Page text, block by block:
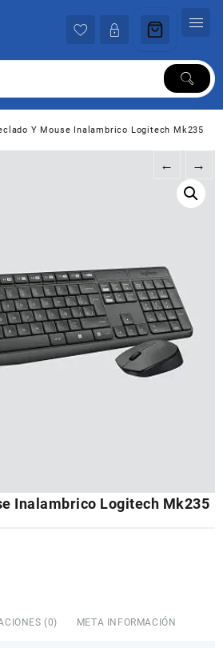
Y Mouse Inalambrico Logitech Mk235
← →
Inalambrico Logitech Mk235
(0) META INFORMACIÓN